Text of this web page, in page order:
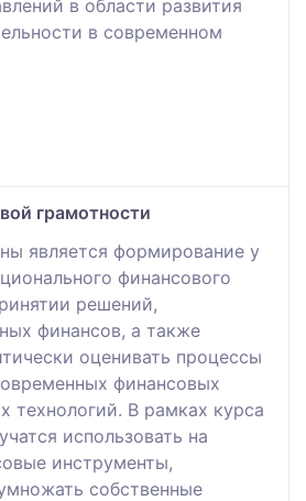
в области развития
в современном
грамотности
является формирование у
финансового
решений,
финансов, а также
оценивать процессы
финансовых
технологий. В рамках курса
использовать на
инструменты,
собственные